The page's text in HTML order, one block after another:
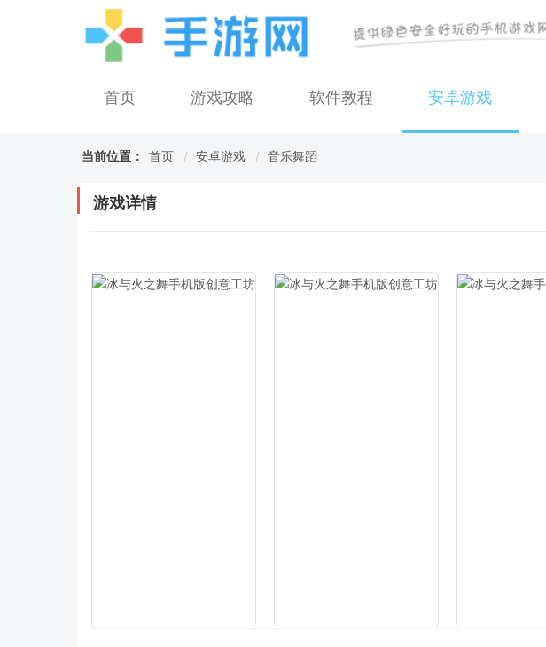
首页 游戏攻略 软件教程 安卓游戏
当前位置： 首页 安卓游戏 音乐舞蹈
游戏详情